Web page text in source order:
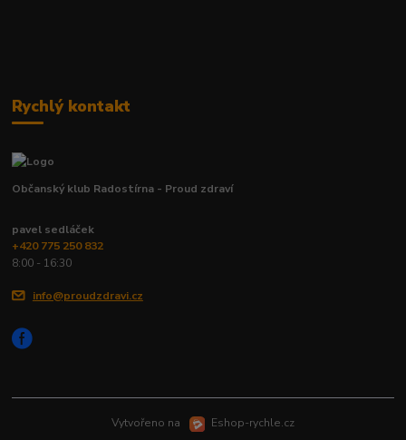
Rychlý kontakt
Občanský klub Radostírna - Proud zdraví
pavel sedláček
+420 775 250 832
8:00 - 16:30
info@proudzdravi.cz
Vytvořeno na Eshop-rychle.cz